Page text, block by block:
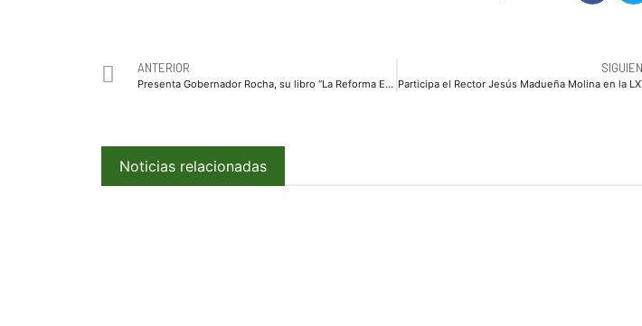
ANTERIOR
Presenta Gobernador Rocha, su libro “La Reforma Educativa: Un reporte desde el Senado
Noticias relacionadas